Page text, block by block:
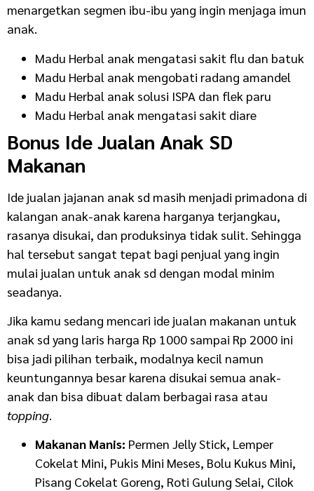
menargetkan segmen ibu-ibu yang ingin menjaga imun
anak.
Madu Herbal anak mengatasi sakit flu dan batuk
Madu Herbal anak mengobati radang amandel
Madu Herbal anak solusi ISPA dan flek paru
Madu Herbal anak mengatasi sakit diare
Bonus Ide Jualan Anak SD
Makanan
Ide jualan jajanan anak sd masih menjadi primadona di
kalangan anak-anak karena harganya terjangkau,
rasanya disukai, dan produksinya tidak sulit. Sehingga
hal tersebut sangat tepat bagi penjual yang ingin
mulai jualan untuk anak sd dengan modal minim
seadanya.
Jika kamu sedang mencari ide jualan makanan untuk
anak sd yang laris harga Rp 1000 sampai Rp 2000 ini
bisa jadi pilihan terbaik, modalnya kecil namun
keuntungannya besar karena disukai semua anak-
anak dan bisa dibuat dalam berbagai rasa atau
topping.
Makanan Manis: Permen Jelly Stick, Lemper
Cokelat Mini, Pukis Mini Meses, Bolu Kukus Mini,
Pisang Cokelat Goreng, Roti Gulung Selai, Cilok